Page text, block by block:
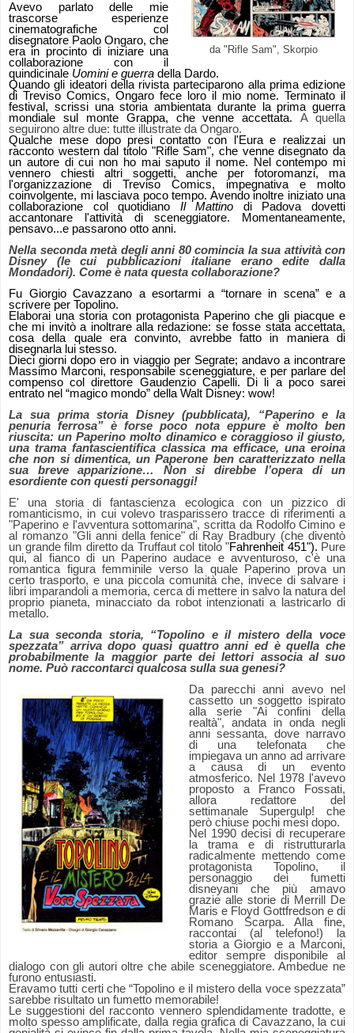
da "Rifle Sam", Skorpio
Avevo parlato delle mie
trascorse esperienze
cinematografiche col
disegnatore Paolo Ongaro, che
era in procinto di iniziare una
collaborazione con il
quindicinale Uomini e guerra della Dardo.
Quando gli ideatori della rivista parteciparono alla prima edizione
di Treviso Comics, Ongaro fece loro il mio nome. Terminato il
festival, scrissi una storia ambientata durante la prima guerra
mondiale sul monte Grappa, che venne accettata.
A quella
seguirono altre due: tutte illustrate da Ongaro.
Qualche mese dopo presi contatto con l'Eura e realizzai un
racconto western dal titolo "Rifle Sam", che venne disegnato da
un autore di cui non ho mai saputo il nome. Nel contempo mi
vennero chiesti altri soggetti, anche per fotoromanzi, ma
l'organizzazione di Treviso Comics, impegnativa e molto
coinvolgente, mi lasciava poco tempo. Avendo inoltre iniziato una
collaborazione col quotidiano Il Mattino di Padova dovetti
accantonare l'attività di sceneggiatore. Momentaneamente,
pensavo...e passarono otto anni.
Nella seconda metà degli anni 80 comincia la sua attività con
Disney (le cui pubblicazioni italiane erano edite dalla
Mondadori). Come è nata questa collaborazione?
Fu Giorgio Cavazzano a esortarmi a “tornare in scena” e a
scrivere per Topolino.
Elaborai una storia con protagonista Paperino che gli piacque e
che mi invitò a inoltrare alla redazione: se fosse stata accettata,
cosa della quale era convinto, avrebbe fatto in maniera di
disegnarla lui stesso.
Dieci giorni dopo ero in viaggio per Segrate; andavo a incontrare
Massimo Marconi, responsabile sceneggiature, e per parlare del
compenso col direttore Gaudenzio Capelli. Di li a poco sarei
entrato nel “magico mondo” della Walt Disney: wow!
La sua prima storia Disney (pubblicata), “Paperino e la
penuria ferrosa” è forse poco nota eppure è molto ben
riuscita: un Paperino molto dinamico e coraggioso il giusto,
una trama fantascientifica classica ma efficace, una eroina
che non si dimentica, un Paperone ben caratterizzato nella
sua breve apparizione… Non si direbbe l’opera di un
esordiente con questi personaggi!
E' una storia di fantascienza ecologica con un pizzico di
romanticismo, in cui volevo trasparissero tracce di riferimenti a
"Paperino e l'avventura sottomarina", scritta da Rodolfo Cimino e
al romanzo "Gli anni della fenice" di Ray Bradbury (che diventò
un grande film diretto da Truffaut col titolo "Fahrenheit 451"). Pure
qui, al fianco di un Paperino audace e avventuroso, c'è una
romantica figura femminile verso la quale Paperino prova un
certo trasporto, e una piccola comunità che, invece di salvare i
libri imparandoli a memoria, cerca di mettere in salvo la natura del
proprio pianeta, minacciato da robot intenzionati a lastricarlo di
metallo.
La sua seconda storia, “Topolino e il mistero della voce
spezzata” arriva dopo quasi quattro anni ed è quella che
probabilmente la maggior parte dei lettori associa al suo
nome. Può raccontarci qualcosa sulla sua genesi?
Da parecchi anni avevo nel
cassetto un soggetto ispirato
alla serie "Ai confini della
realtà", andata in onda negli
anni sessanta, dove narravo
di una telefonata che
impiegava un anno ad arrivare
a causa di un evento
atmosferico. Nel 1978 l'avevo
proposto a Franco Fossati,
allora redattore del
settimanale Supergulp! che
però chiuse pochi mesi dopo.
Nel 1990 decisi di recuperare
la trama e di ristrutturarla
radicalmente mettendo come
protagonista Topolino, il
personaggio dei fumetti
disneyani che più amavo
grazie alle storie di Merrill De
Maris e Floyd Gottfredson e di
Romano Scarpa. Alla fine,
raccontai (al telefono!) la
storia a Giorgio e a Marconi,
editor sempre disponibile al
dialogo con gli autori oltre che abile sceneggiatore. Ambedue ne
furono entusiasti.
Eravamo tutti certi che “Topolino e il mistero della voce spezzata”
sarebbe risultato un fumetto memorabile!
Le suggestioni del racconto vennero splendidamente tradotte, e
molto spesso amplificate, dalla regia grafica di Cavazzano, la cui